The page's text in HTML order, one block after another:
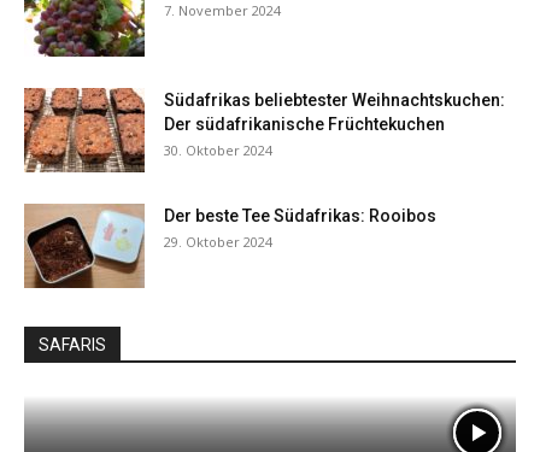
7. November 2024
Südafrikas beliebtester Weihnachtskuchen:
Der südafrikanische Früchtekuchen
30. Oktober 2024
Der beste Tee Südafrikas: Rooibos
29. Oktober 2024
SAFARIS